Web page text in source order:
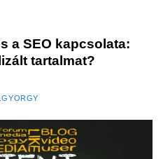
a SEO kapcsolata:
tartalmat?